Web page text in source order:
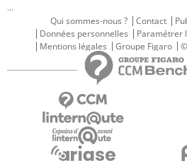
...
Qui sommes-nous ?
Contact
Données personnelles
Paramétrer
Mentions légales
Groupe Figaro